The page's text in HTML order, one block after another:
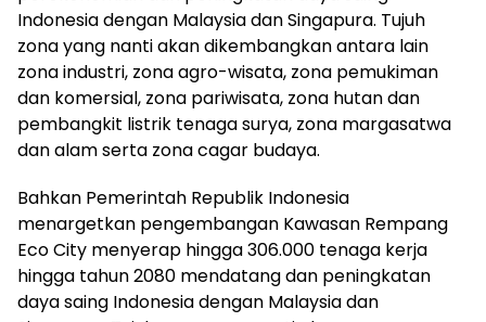
Indonesia dengan Malaysia dan Singapura. Tujuh
zona yang nanti akan dikembangkan antara lain
zona industri, zona agro-wisata, zona pemukiman
dan komersial, zona pariwisata, zona hutan dan
pembangkit listrik tenaga surya, zona margasatwa
dan alam serta zona cagar budaya.
Bahkan Pemerintah Republik Indonesia
menargetkan pengembangan Kawasan Rempang
Eco City menyerap hingga 306.000 tenaga kerja
hingga tahun 2080 mendatang dan peningkatan
daya saing Indonesia dengan Malaysia dan